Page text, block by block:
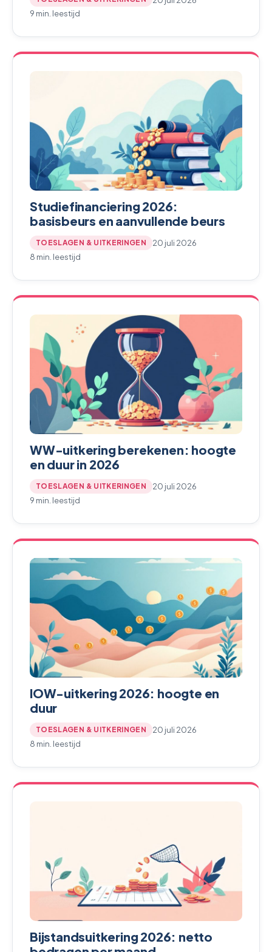
9 min. leestijd
Studiefinanciering 2026:
basisbeurs en aanvullende beurs
TOESLAGEN & UITKERINGEN
20 juli 2026
8 min. leestijd
WW-uitkering berekenen: hoogte
en duur in 2026
TOESLAGEN & UITKERINGEN
20 juli 2026
9 min. leestijd
IOW-uitkering 2026: hoogte en
duur
TOESLAGEN & UITKERINGEN
20 juli 2026
8 min. leestijd
Bijstandsuitkering 2026: netto